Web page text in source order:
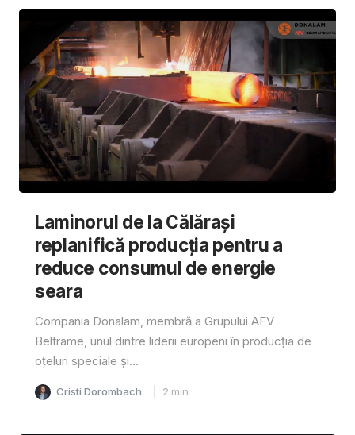
Laminorul de la Călărași
replanifică producția pentru a
reduce consumul de energie
seara
Compania Donalam, membră a Grupului AFV
Beltrame, unul dintre liderii europeni în producția de
oțeluri speciale și...
Cristi Dorombach 2 min